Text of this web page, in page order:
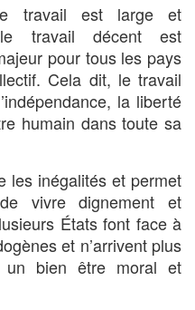
travail est large et
le travail décent est
pour tous les pays
Cela dit, le travail
la liberté
humain dans toute sa
les inégalités et permet
vivre dignement et
États font face à
et n’arrivent plus
bien être moral et